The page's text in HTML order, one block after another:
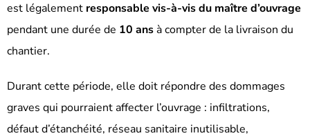
est légalement responsable vis-à-vis du maître d’ouvrage
pendant une durée de 10 ansà compter de la livraison du
chantier.
Durant cette période, elle doit répondre des dommages
graves qui pourraient affecter l’ouvrage : infiltrations,
défaut d’étanchéité, réseau sanitaire inutilisable,